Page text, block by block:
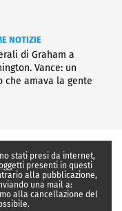
NOTIZIE
di Graham a
Vance: un
che amava la gente
stati presi da internet,
presenti in questi
alla pubblicazione,
una mail a:
alla cancellazione del